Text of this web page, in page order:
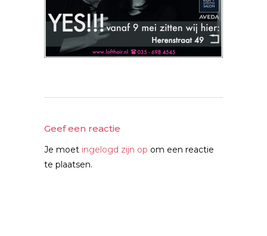
Geef een reactie
Je moet ingelogd zijn op om een reactie
te plaatsen.